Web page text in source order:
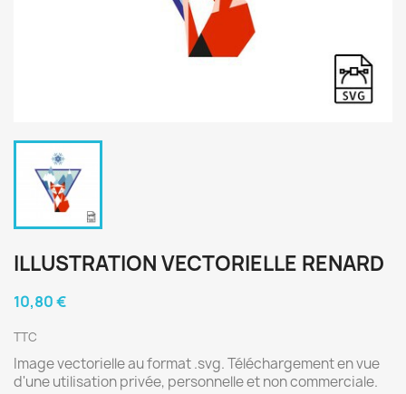
ILLUSTRATION VECTORIELLE RENARD
10,80 €
TTC
Image vectorielle au format .svg. Téléchargement en vue
d'une utilisation privée, personnelle et non commerciale.